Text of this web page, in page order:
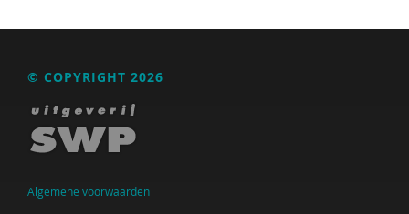
© COPYRIGHT 2026
Algemene voorwaarden